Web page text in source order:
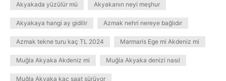
Akyakada yüzülür mü Akyakanın neyi meşhur
Akyakaya hangi ay gidilir Azmak nehri nereye bağlıdır
Azmak tekne turu kaç TL 2024 Marmaris Ege mi Akdeniz mi
Muğla Akyaka Akdeniz mi Muğla Akyaka denizi nasıl
Muğla Akyaka kaç saat sürüyor